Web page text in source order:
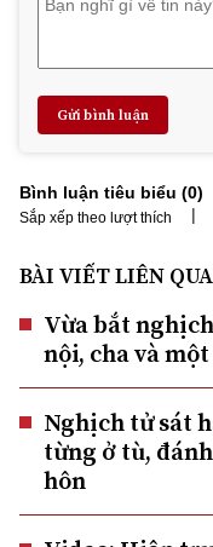
Gửi bình luận
Bình luận tiêu biểu (0)
Sắp xếp theo lượt thích |
BÀI VIẾT LIÊN
Vừa bắt
nội, cha và
Nghịch tử sát
từng ở tù,
hôn